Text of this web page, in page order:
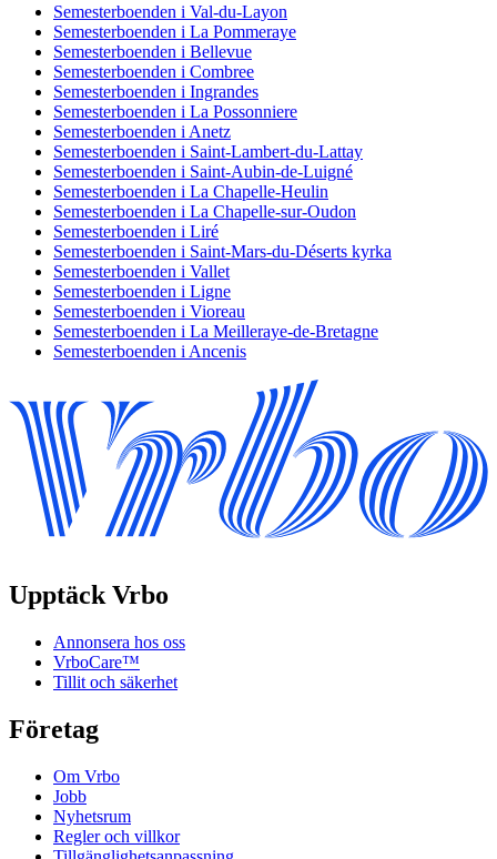
Semesterboenden i Val-du-Layon
Semesterboenden i La Pommeraye
Semesterboenden i Bellevue
Semesterboenden i Combree
Semesterboenden i Ingrandes
Semesterboenden i La Possonniere
Semesterboenden i Anetz
Semesterboenden i Saint-Lambert-du-Lattay
Semesterboenden i Saint-Aubin-de-Luigné
Semesterboenden i La Chapelle-Heulin
Semesterboenden i La Chapelle-sur-Oudon
Semesterboenden i Liré
Semesterboenden i Saint-Mars-du-Déserts kyrka
Semesterboenden i Vallet
Semesterboenden i Ligne
Semesterboenden i Vioreau
Semesterboenden i La Meilleraye-de-Bretagne
Semesterboenden i Ancenis
Upptäck Vrbo
Annonsera hos oss
VrboCare™
Tillit och säkerhet
Företag
Om Vrbo
Jobb
Nyhetsrum
Regler och villkor